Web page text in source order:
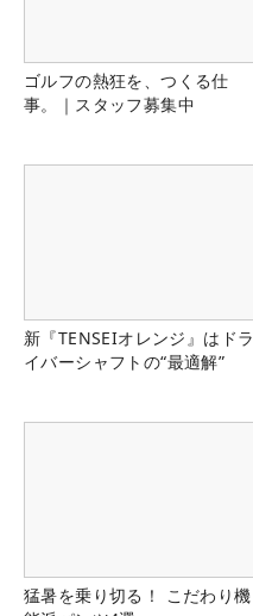
ゴルフの熱狂を、つくる仕
事。｜スタッフ募集中
新『TENSEIオレンジ』はドラ
イバーシャフトの“最適解”
猛暑を乗り切る！ こだわり機